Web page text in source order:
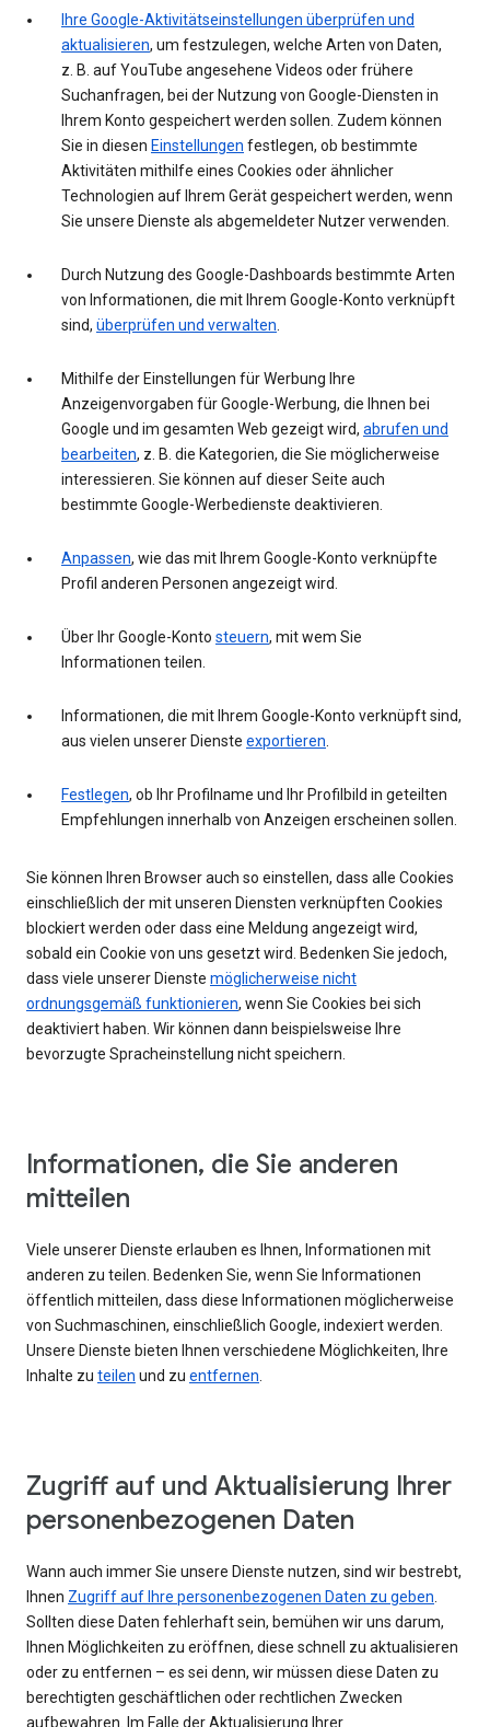
Ihre Google-Aktivitätseinstellungen überprüfen und
aktualisieren, um festzulegen, welche Arten von Daten,
z. B. auf YouTube angesehene Videos oder frühere
Suchanfragen, bei der Nutzung von Google-Diensten in
Ihrem Konto gespeichert werden sollen. Zudem können
Sie in diesen Einstellungen festlegen, ob bestimmte
Aktivitäten mithilfe eines Cookies oder ähnlicher
Technologien auf Ihrem Gerät gespeichert werden, wenn
Sie unsere Dienste als abgemeldeter Nutzer verwenden.
Durch Nutzung des Google-Dashboards bestimmte Arten
von Informationen, die mit Ihrem Google-Konto verknüpft
sind, überprüfen und verwalten.
Mithilfe der Einstellungen für Werbung Ihre
Anzeigenvorgaben für Google-Werbung, die Ihnen bei
Google und im gesamten Web gezeigt wird, abrufen und
bearbeiten, z. B. die Kategorien, die Sie möglicherweise
interessieren. Sie können auf dieser Seite auch
bestimmte Google-Werbedienste deaktivieren.
Anpassen, wie das mit Ihrem Google-Konto verknüpfte
Profil anderen Personen angezeigt wird.
Über Ihr Google-Konto steuern, mit wem Sie
Informationen teilen.
Informationen, die mit Ihrem Google-Konto verknüpft sind,
aus vielen unserer Dienste exportieren.
Festlegen, ob Ihr Profilname und Ihr Profilbild in geteilten
Empfehlungen innerhalb von Anzeigen erscheinen sollen.
Sie können Ihren Browser auch so einstellen, dass alle Cookies
einschließlich der mit unseren Diensten verknüpften Cookies
blockiert werden oder dass eine Meldung angezeigt wird,
sobald ein Cookie von uns gesetzt wird. Bedenken Sie jedoch,
dass viele unserer Dienste möglicherweise nicht
ordnungsgemäß funktionieren, wenn Sie Cookies bei sich
deaktiviert haben. Wir können dann beispielsweise Ihre
bevorzugte Spracheinstellung nicht speichern.
Informationen, die Sie anderen
mitteilen
Viele unserer Dienste erlauben es Ihnen, Informationen mit
anderen zu teilen. Bedenken Sie, wenn Sie Informationen
öffentlich mitteilen, dass diese Informationen möglicherweise
von Suchmaschinen, einschließlich Google, indexiert werden.
Unsere Dienste bieten Ihnen verschiedene Möglichkeiten, Ihre
Inhalte zu teilen und zu entfernen.
Zugriff auf und Aktualisierung Ihrer
personenbezogenen Daten
Wann auch immer Sie unsere Dienste nutzen, sind wir bestrebt,
Ihnen Zugriff auf Ihre personenbezogenen Daten zu geben.
Sollten diese Daten fehlerhaft sein, bemühen wir uns darum,
Ihnen Möglichkeiten zu eröffnen, diese schnell zu aktualisieren
oder zu entfernen – es sei denn, wir müssen diese Daten zu
berechtigten geschäftlichen oder rechtlichen Zwecken
aufbewahren. Im Falle der Aktualisierung Ihrer